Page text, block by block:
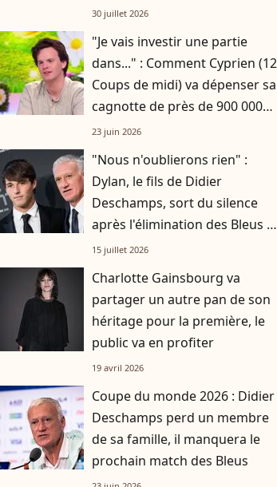
somme à 5 chiffres
30 juillet 2026
"Je vais investir une partie
dans..." : Comment Cyprien (12
Coups de midi) va dépenser sa
cagnotte de près de 900 000
euros ?
23 juin 2026
"Nous n'oublierons rien" :
Dylan, le fils de Didier
Deschamps, sort du silence
après l'élimination des Bleus de
la Coupe du monde
15 juillet 2026
Charlotte Gainsbourg va
partager un autre pan de son
héritage pour la première, le
public va en profiter
19 avril 2026
Coupe du monde 2026 : Didier
Deschamps perd un membre
de sa famille, il manquera le
prochain match des Bleus